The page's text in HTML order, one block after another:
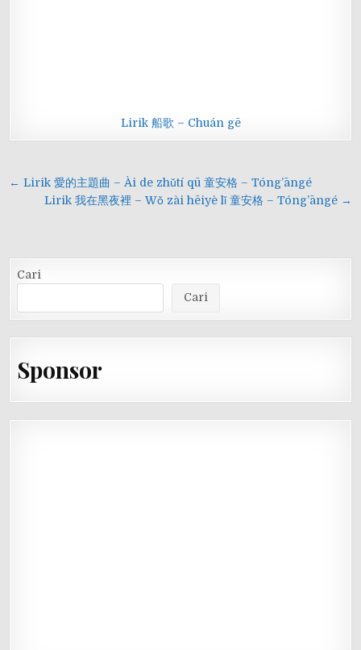
Lirik 船歌 – Chuán gē
Navigasi
← Lirik 愛的主題曲 – Ài de zhǔtí qū 童安格 – Tóng’āngé
Lirik 我在黑夜裡 – Wǒ zài hēiyè lǐ 童安格 – Tóng’āngé →
Cari
Cari
Sponsor